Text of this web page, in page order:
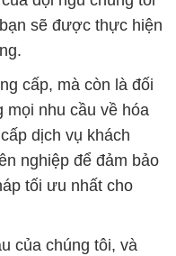
sẽ được thực hiện
cấp, mà còn là đối
mọi nhu cầu về hóa
dịch vụ khách
nghiệp để đảm bảo
tối ưu nhất cho
của chúng tôi, và